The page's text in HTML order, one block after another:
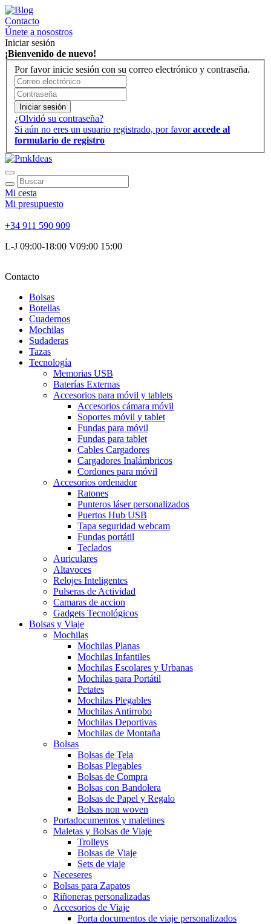
Contacto
Únete a nosostros
Iniciar sesión
¡Bienvenido de nuevo!
Por favor inicie sesión con su correo electrónico y contraseña.
Iniciar sesión
¿Olvidó su contraseña?
Si aún no eres un usuario registrado, por favoraccede al
formulario de registro
Mi cesta
Mi presupuesto
+34 911 590 909
L-J 09:00-18:00 V09:00 15:00
Contacto
Bolsas
Botellas
Cuadernos
Mochilas
Sudaderas
Tazas
Tecnología
Memorias USB
Baterías Externas
Accesorios para móvil y tablets
Accesorios cámara móvil
Soportes móvil y tablet
Fundas para móvil
Fundas para tablet
Cables Cargadores
Cargadores Inalámbricos
Cordones para móvil
Accesorios ordenador
Ratones
Punteros láser personalizados
Puertos Hub USB
Tapa seguridad webcam
Fundas portátil
Teclados
Auriculares
Altavoces
Relojes Inteligentes
Pulseras de Actividad
Camaras de accion
Gadgets Tecnológicos
Bolsas y Viaje
Mochilas
Mochilas Planas
Mochilas Infantiles
Mochilas Escolares y Urbanas
Mochilas para Portátil
Petates
Mochilas Plegables
Mochilas Antirrobo
Mochilas Deportivas
Mochilas de Montaña
Bolsas
Bolsas de Tela
Bolsas Plegables
Bolsas de Compra
Bolsas con Bandolera
Bolsas de Papel y Regalo
Bolsas non woven
Portadocumentos y maletines
Maletas y Bolsas de Viaje
Trolleys
Bolsas de Viaje
Sets de viaje
Neceseres
Bolsas para Zapatos
Riñoneras personalizadas
Accesorios de Viaje
Porta documentos de viaje personalizados